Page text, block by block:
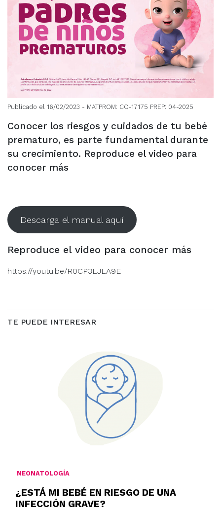
Publicado el 16/02/2023 - MATPROM: CO-17175 PREP: 04-2025
Conocer los riesgos y cuidados de tu bebé
prematuro, es parte fundamental durante
su crecimiento. Reproduce el video para
conocer más
Descarga el manual aquí
Reproduce el video para conocer más
https://youtu.be/R0CP3LJLA9E
TE PUEDE INTERESAR
NEONATOLOGÍA
¿ESTÁ MI BEBÉ EN RIESGO DE UNA
INFECCIÓN GRAVE?